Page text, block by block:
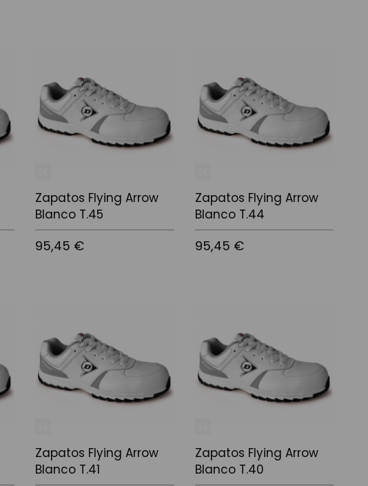
Zapatos Flying Arrow
Blanco T.45
95,45 €
Zapatos Flying Arrow
Blanco T.44
95,45 €
Zapatos Flying Arrow
Blanco T.41
Zapatos Flying Arrow
Blanco T.40